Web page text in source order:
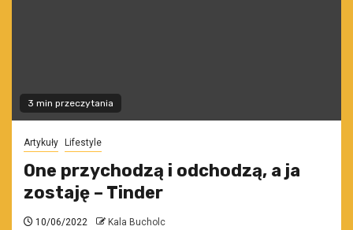
3 min przeczytania
Artykuły Lifestyle
One przychodzą i odchodzą, a ja
zostaję – Tinder
10/06/2022 Kala Bucholc